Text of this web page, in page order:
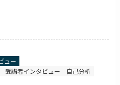
ュー
受講者インタビュー
自己分析